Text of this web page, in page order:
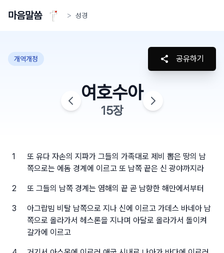
마음말씀 > 성경
개역개정 공유하기
여호수아
15장
1
또 유다 자손의 지파가 그들의 가족대로 제비 뽑은 땅의 남
쪽으로는 에돔 경계에 이르고 또 남쪽 끝은 신 광야까지라
2 또 그들의 남쪽 경계는 염해의 끝 곧 남향한 해만에서부터
3
아그랍빔 비탈 남쪽으로 지나 신에 이르고 가데스 바네아 남
쪽으로 올라가서 헤스론을 지나며 아달로 올라가서 돌이켜
갈가에 이르고